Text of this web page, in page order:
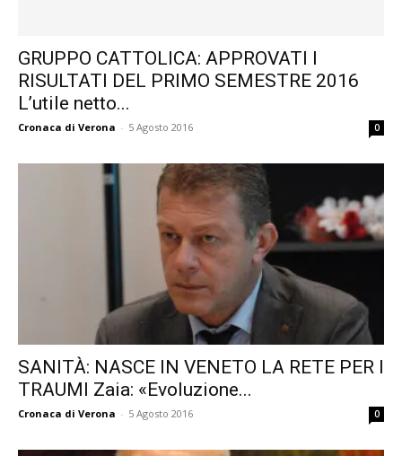
GRUPPO CATTOLICA: APPROVATI I
RISULTATI DEL PRIMO SEMESTRE 2016
L’utile netto...
Cronaca di Verona - 5 Agosto 2016 0
SANITÀ: NASCE IN VENETO LA RETE PER I
TRAUMI Zaia: «Evoluzione...
Cronaca di Verona - 5 Agosto 2016 0